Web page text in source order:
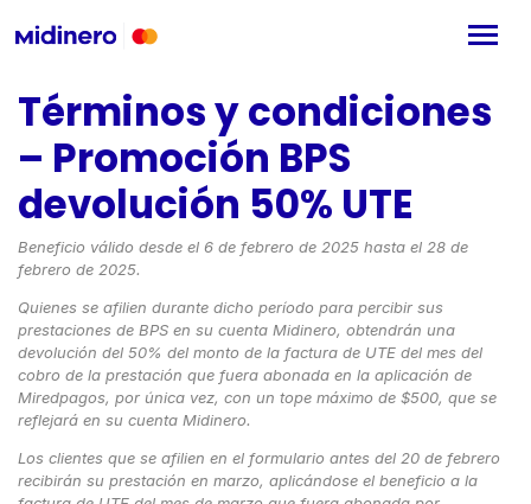
Términos y condiciones
– Promoción BPS
devolución 50% UTE
Beneficio válido desde el 6 de febrero de 2025 hasta el 28 de
febrero de 2025.
Quienes se afilien durante dicho período para percibir sus
prestaciones de BPS en su cuenta Midinero, obtendrán una
devolución del 50% del monto de la factura de UTE del mes del
cobro de la prestación que fuera abonada en la aplicación de
Miredpagos, por única vez, con un tope máximo de $500, que se
reflejará en su cuenta Midinero.
Los clientes que se afilien en el formulario antes del 20 de febrero
recibirán su prestación en marzo, aplicándose el beneficio a la